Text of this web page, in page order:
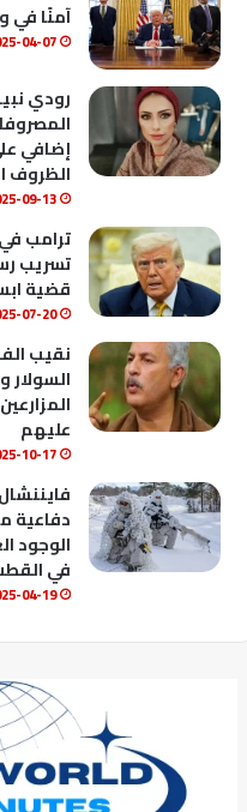
b
e
آمنًا في
04-07
رودي
إضافي
الظروف
09-13
ترامب
تسريب
قضية
07-20
نقيب
السولار
عليهم
10-17
دفاعية
الوجود
في
04-19